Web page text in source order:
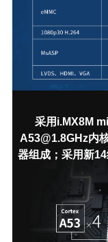
采用i.MX8M
A53@1.8GHz内
器组成；采用新